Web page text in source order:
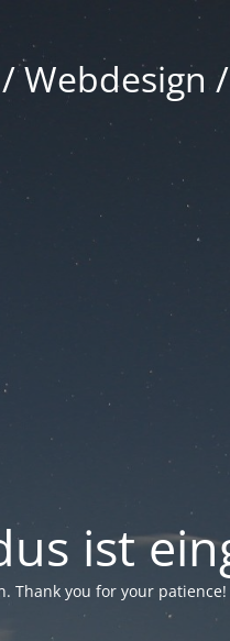
Webdesign
ist
Thank you for your patience!